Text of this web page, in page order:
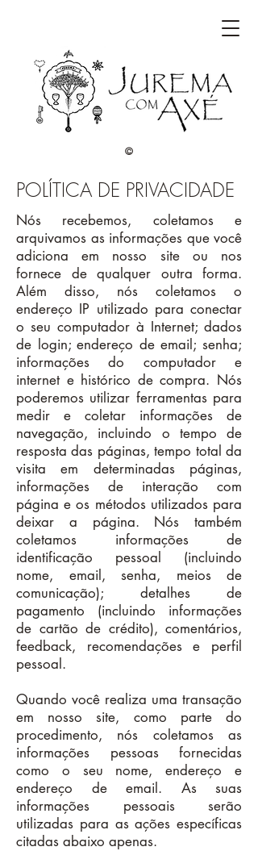
©
POLÍTICA DE PRIVACIDADE
Nós recebemos, coletamos e
arquivamos as informações que você
adiciona em nosso site ou nos
fornece de qualquer outra forma.
Além disso, nós coletamos o
endereço IP utilizado para conectar
o seu computador à Internet; dados
de login; endereço de email; senha;
informações do computador e
internet e histórico de compra. Nós
poderemos utilizar ferramentas para
medir e coletar informações de
navegação, incluindo o tempo de
resposta das páginas, tempo total da
visita em determinadas páginas,
informações de interação com
página e os métodos utilizados para
deixar a página. Nós também
coletamos informações de
identificação pessoal (incluindo
nome, email, senha, meios de
comunicação); detalhes de
pagamento (incluindo informações
de cartão de crédito), comentários,
feedback, recomendações e perfil
pessoal.
Quando você realiza uma transação
em nosso site, como parte do
procedimento, nós coletamos as
informações pessoas fornecidas
como o seu nome, endereço e
endereço de email. As suas
informações pessoais serão
utilizadas para as ações específicas
citadas abaixo apenas.